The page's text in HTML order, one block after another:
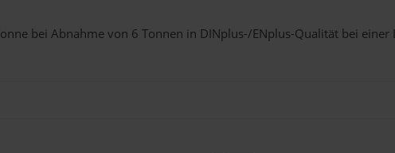
bei Abnahmevon 6 Tonnen in DINplus-/ENplus-Qualität bei einer